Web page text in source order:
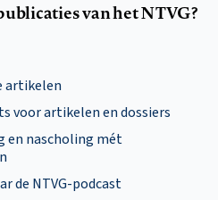
van het NTVG?
artikelen
voor artikelen en dossiers
en nascholing mét
de NTVG-podcast